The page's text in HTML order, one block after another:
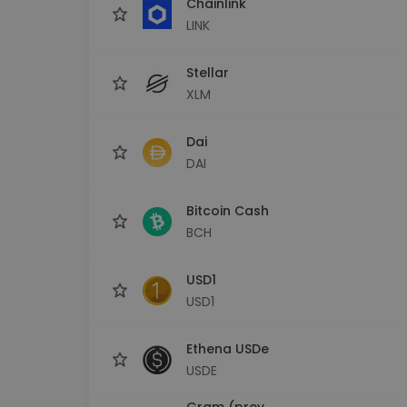
LINK
Stellar
XLM
Dai
DAI
Bitcoin Cash
BCH
USD1
USD1
Ethena USDe
USDE